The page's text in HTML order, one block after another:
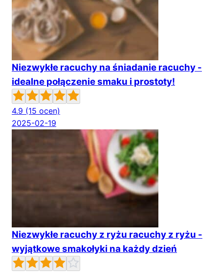
Niezwykłe racuchy na śniadanie racuchy -
idealne połączenie smaku i prostoty!
4.9 (15 ocen)
2025-02-19
Niezwykłe racuchy z ryżu racuchy z ryżu -
wyjątkowe smakołyki na każdy dzień